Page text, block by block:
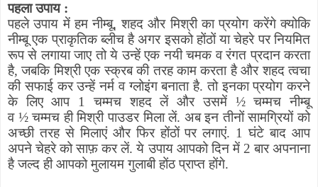
पहला उपाय :
पहले उपाय में हम नीम्बू,शहद और मिश्री का प्रयोग करेंगे क्योकि
नीम्बू एक प्राकृतिक ब्लीच है अगर इसको होंठों या चेहरे पर नियमित
रूप से लगाया जाए तो ये उन्हें एक नयी चमक व रंगत प्रदान करता
है,जबकि मिश्री एक स्क्रब की तरह काम करता है और शहद त्वचा
की सफाई कर उन्हें नर्म व ग्लोइंग बनाता है. तो इनका प्रयोग करने
के लिए आप 1 चम्मच शहद लें और उसमें ½ चम्मच नीम्बू
व ½ चम्मच ही मिश्री पाउडर मिला लें. अब इन तीनों सामग्रियों को
अच्छी तरह से मिलाएं और फिर होंठों पर लगाएं. 1 घंटे बाद आप
अपने चेहरे को साफ़ कर लें. ये उपाय आपको दिन में 2 बार अपनाना
है जल्द ही आपको मुलायम गुलाबी होंठ प्राप्त होंगे.